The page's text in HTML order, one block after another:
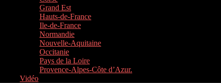
Grand Est
Hauts-de-France
Ile-de-France
Normandie
Nouvelle-Aquitaine
Occitanie
Pays de la Loire
Provence-Alpes-Côte d’Azur.
Vidéo